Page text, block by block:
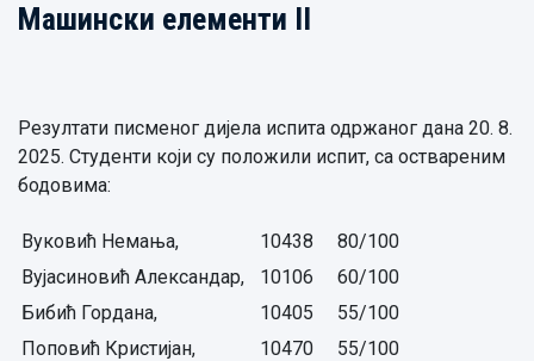
Машински елементи II
Резултати писменог дијела испита одржаног дана 20. 8.
2025. Студенти који су положили испит, са оствареним
бодовима:
Вуковић Немања, 10438
80/100
Вујасиновић Александар,
10106
60/100
Бибић Гордана,
10405
55/100
Поповић Кристијан,
10470 55/100